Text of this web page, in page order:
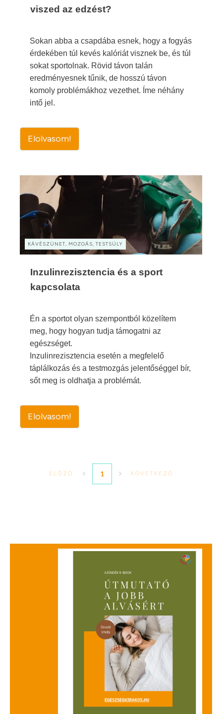
viszed az edzést?
Sokan abba a csapdába esnek, hogy a fogyás
érdekében túl kevés kalóriát visznek be, és túl
sokat sportolnak. Rövid távon talán
eredményesnek tűnik, de hosszú távon
komoly problémákhoz vezethet. Íme néhány
intő jel.
Elolvasom!
KÁVÉSZÜNET, MOZGÁS, TESTSÚLY
Inzulinrezisztencia és a sport
kapcsolata
Én a sportot olyan szempontból közelítem
meg, hogy hogyan tudja támogatni az
egészséget.
Inzulinrezisztencia esetén a megfelelő
táplálkozás és a testmozgás jelentőséggel bír,
sőt meg is oldhatja a problémát.
Elolvasom!
ELŐZŐ 1 KÖVETKEZŐ